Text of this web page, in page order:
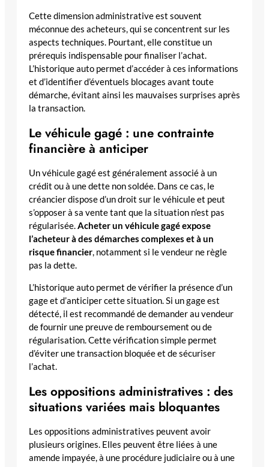
Cette dimension administrative est souvent
méconnue des acheteurs, qui se concentrent sur les
aspects techniques. Pourtant, elle constitue un
prérequis indispensable pour finaliser l’achat.
L’historique auto permet d’accéder à ces informations
et d’identifier d’éventuels blocages avant toute
démarche, évitant ainsi les mauvaises surprises après
la transaction.
Le véhicule gagé : une contrainte
financière à anticiper
Un véhicule gagé est généralement associé à un
crédit ou à une dette non soldée. Dans ce cas, le
créancier dispose d’un droit sur le véhicule et peut
s’opposer à sa vente tant que la situation n’est pas
régularisée.Acheter un véhicule gagé expose
l’acheteur à des démarches complexes et à un
risque financier, notamment si le vendeur ne règle
pas la dette.
L’historique auto permet de vérifier la présence d’un
gage et d’anticiper cette situation. Si un gage est
détecté, il est recommandé de demander au vendeur
de fournir une preuve de remboursement ou de
régularisation. Cette vérification simple permet
d’éviter une transaction bloquée et de sécuriser
l’achat.
Les oppositions administratives : des
situations variées mais bloquantes
Les oppositions administratives peuvent avoir
plusieurs origines. Elles peuvent être liées à une
amende impayée, à une procédure judiciaire ou à une